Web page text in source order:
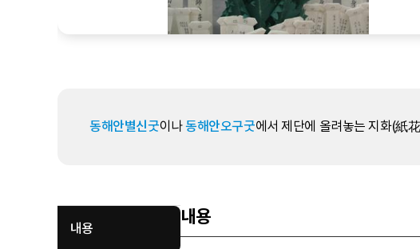
동해안별신굿이나동해안오구굿에서 제단에 올려놓는 지화(紙
내용
내용